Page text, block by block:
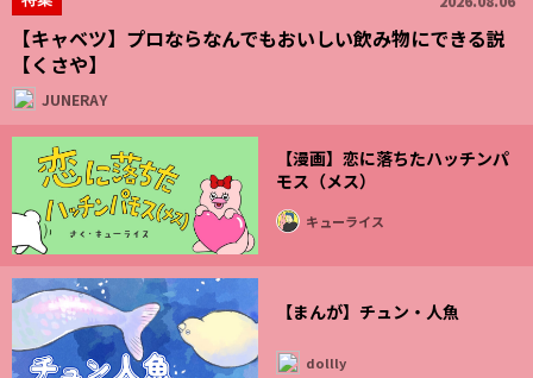
【キャベツ】プロならなんでもおいしい飲み物にできる説
【くさや】
JUNERAY
【漫画】恋に落ちたハッチンパ
モス（メス）
キューライス
【まんが】チュン・人魚
dollly